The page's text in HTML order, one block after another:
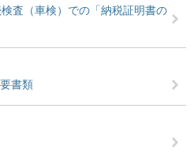
査（車検）での「納税証明書の
書類